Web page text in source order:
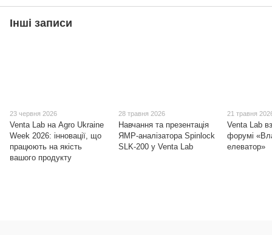
Інші записи
23 червня 2026
Venta Lab на Agro Ukraine
Week 2026: інновації, що
працюють на якість
вашого продукту
28 травня 2026
Навчання та презентація
ЯМР-аналізатора Spinlock
SLK-200 у Venta Lab
21 травня
Venta Lab
форумі
елеватор»